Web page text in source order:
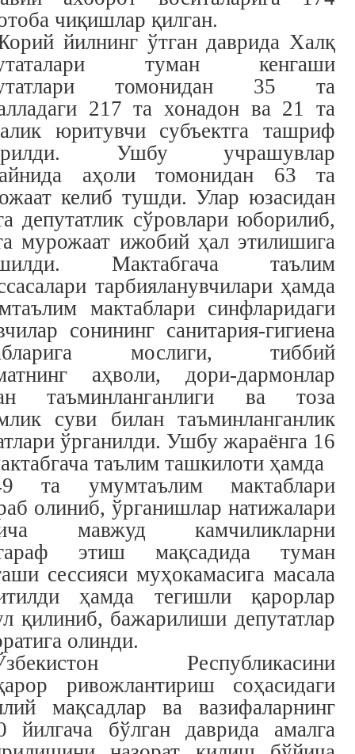
чиқишлар қилган.
йилнинг ўтган даврида Халқ
туман кенгаши
томонидан 35 та
217 та хонадон ва 21 та
юритувчи субъектга ташриф
Ушбу учрашувлар
аҳоли томонидан 63 та
келиб тушди. Улар юзасидан
депутатлик сўровлари юборилиб,
мурожаат ижобий ҳал этилишига
Мактабгача таълим
тарбияланувчилари ҳамда
мактаблари синфларидаги
сонининг санитария-гигиена
мослиги, тиббий
аҳволи, дори-дармонлар
таъминланганлиги ва тоза
суви билан таъминланганлик
ўрганилди. Ушбу жараёнга 16
таълим ташкилоти ҳамда
та умумтаълим мактаблари
олиниб, ўрганишлар натижалари
мавжуд камчиликларни
этиш мақсадида туман
сессияси муҳокамасига масала
ҳамда тегишли қарорлар
қилиниб, бажарилиши депутатлар
олинди.
збекистон Республикасини
ривожлантириш соҳасидаги
мақсадлар ва вазифаларнинг
йилгача бўлган даврида амалга